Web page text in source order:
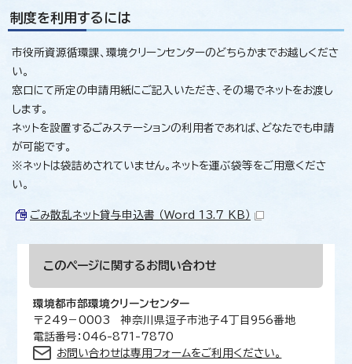
制度を利用するには
市役所資源循環課、環境クリーンセンターのどちらかまでお越しくださ
い。
窓口にて所定の申請用紙にご記入いただき、その場でネットをお渡し
します。
ネットを設置するごみステーションの利用者であれば、どなたでも申請
が可能です。
※ネットは袋詰めされていません。ネットを運ぶ袋等をご用意くださ
い。
ごみ散乱ネット貸与申込書 （Word 13.7 KB）
このページに関する お問い合わせ
環境都市部環境クリーンセンター
〒249－0003 神奈川県逗子市池子4丁目956番地
電話番号：046-871-7870
お問い合わせは専用フォームをご利用ください。